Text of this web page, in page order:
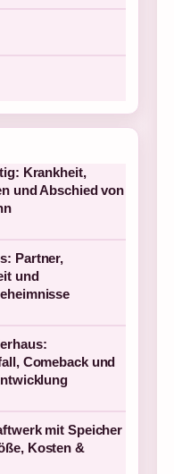
Krankheit,
und Abschied von
Partner,
und
Comeback und
mit Speicher
Kosten &